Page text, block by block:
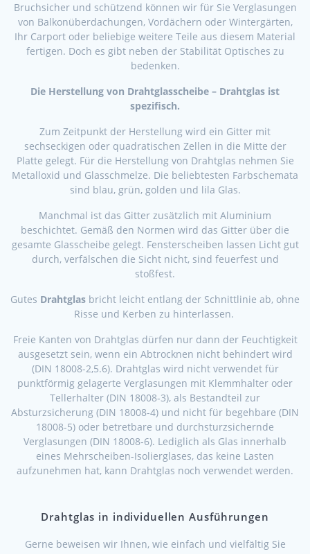
Bruchsicher und schützend können wir für Sie Verglasungen
von Balkonüberdachungen, Vordächern oder Wintergärten,
Ihr Carport oder beliebige weitere Teile aus diesem Material
fertigen. Doch es gibt neben der Stabilität Optisches zu
bedenken.
Die Herstellung von Drahtglasscheibe – Drahtglas ist
spezifisch.
Zum Zeitpunkt der Herstellung wird ein Gitter mit
sechseckigen oder quadratischen Zellen in die Mitte der
Platte gelegt. Für die Herstellung von Drahtglas nehmen Sie
Metalloxid und Glasschmelze. Die beliebtesten Farbschemata
sind blau, grün, golden und lila Glas.
Manchmal ist das Gitter zusätzlich mit Aluminium
beschichtet. Gemäß den Normen wird das Gitter über die
gesamte Glasscheibe gelegt. Fensterscheiben lassen Licht gut
durch, verfälschen die Sicht nicht, sind feuerfest und
stoßfest.
Gutes Drahtglas bricht leicht entlang der Schnittlinie ab, ohne
Risse und Kerben zu hinterlassen.
Freie Kanten von Drahtglas dürfen nur dann der Feuchtigkeit
ausgesetzt sein, wenn ein Abtrocknen nicht behindert wird
(DIN 18008-2,5.6). Drahtglas wird nicht verwendet für
punktförmig gelagerte Verglasungen mit Klemmhalter oder
Tellerhalter (DIN 18008-3), als Bestandteil zur
Absturzsicherung (DIN 18008-4) und nicht für begehbare (DIN
18008-5) oder betretbare und durchsturzsichernde
Verglasungen (DIN 18008-6). Lediglich als Glas innerhalb
eines Mehrscheiben-Isolierglases, das keine Lasten
aufzunehmen hat, kann Drahtglas noch verwendet werden.
Drahtglas in individuellen Ausführungen
Gerne beweisen wir Ihnen, wie einfach und vielfältig Sie